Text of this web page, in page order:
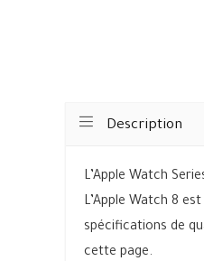
Description
L’Apple Watch
L’Apple Watch 8
spécifications de
cette page.